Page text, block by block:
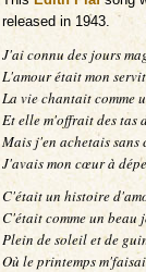
released in 1943.
J'ai connu des jours
L'amour était mon
La vie chantait comme
Et elle m'offrait des tas
Mais j'en achetais sans
J'avais mon cœur à
C'était un histoire
C'était comme un beau
Plein de soleil et de
Où le printemps